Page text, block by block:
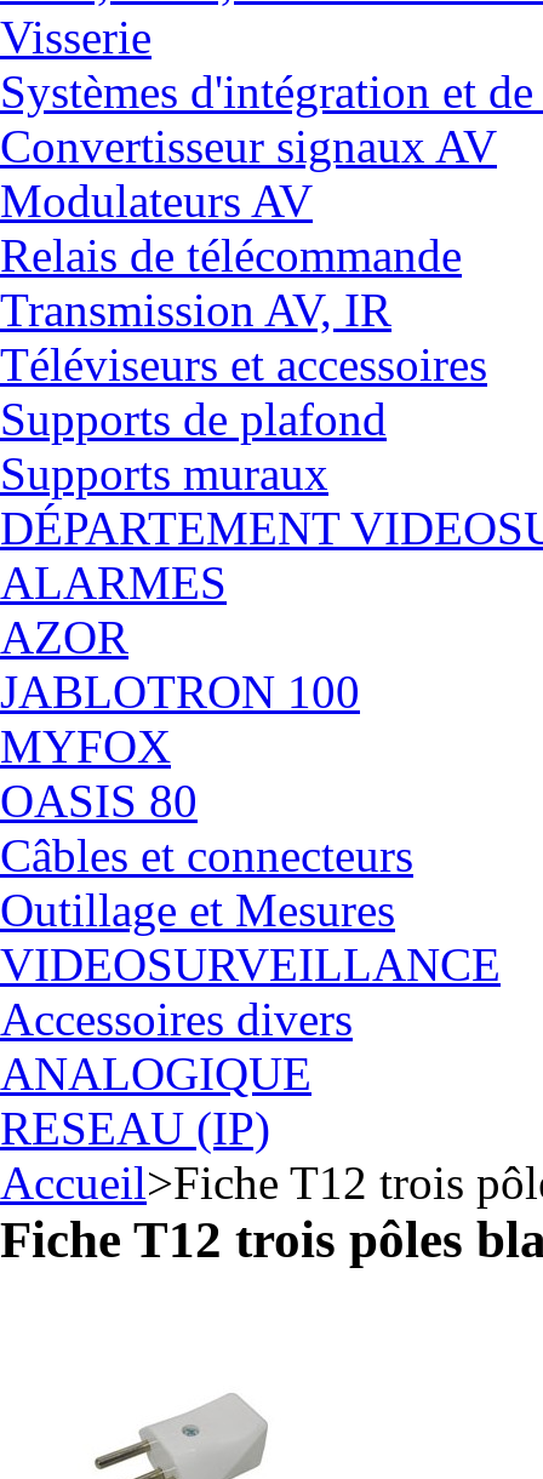
Visserie
Systèmes d'intégration et
Convertisseur signaux AV
Modulateurs AV
Relais de télécommande
Transmission AV, IR
Téléviseurs et accessoires
Supports de plafond
Supports muraux
DÉPARTEMENT
ALARMES
AZOR
JABLOTRON 100
MYFOX
OASIS 80
Câbles et connecteurs
Outillage et Mesures
VIDEOSURVEILLANCE
Accessoires divers
ANALOGIQUE
RESEAU (IP)
Accueil>Fiche T12 trois
Fiche T12 trois pôles